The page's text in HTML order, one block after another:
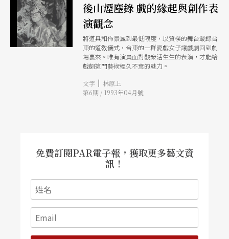
後山煙塵錄 戲的緣起與創作表
演觀念
將道具和佈景減到最低限度，以質樸的舞台載錄台
東的道敎儀式，台東的一群愛戲女子讓戲劇回到劇
場裏來。唯有演員面對觀衆活生生的表演，才能給
戲劇這門藝術經久不衰的魅力。
文字 | 林原上
第6期 / 1993年04月號
免費訂閱PAR電子報，獲取更多藝文資
訊！